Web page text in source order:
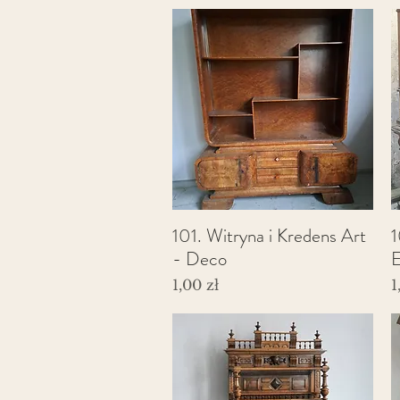
Podgląd
101. Witryna i Kredens Art
- Deco
Cena
1,00 zł